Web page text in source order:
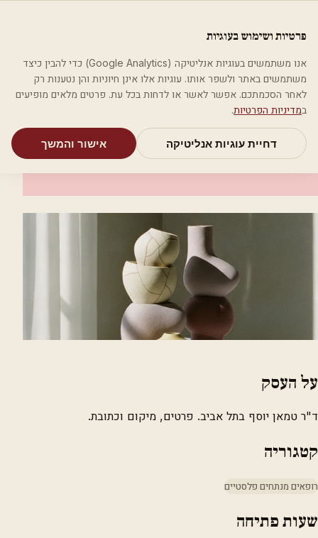
מאמריםקטגוריותחיפושאודות
בית קטגוריות רופאים מנתחים פלסטיים ד"ר טמאן יוסף
רופאים מנתחים פלסטיים
ד"ר טמאן יוסף
על העסק
ד"ר טמאן יוסף בתל אביב. פרטים, מיקום וכתובת.
קטגוריה
רופאים מנתחים פלסטיים
שעות פתיחה
פרטיות ושימוש בעוגיות
אנו משתמשים בעוגיות אנליטיקה (Google Analytics) כדי להבין כיצד
משתמשים באתר ולשפר אותו. עוגיות אלו אינן חיוניות והן נטענות רק
לאחר הסכמתכם. אפשר לאשר או לדחות בכל עת. פרטים מלאים מופיעים
במדיניות הפרטיות.
דחיית עוגיות אנליטיקה אישור והמשך